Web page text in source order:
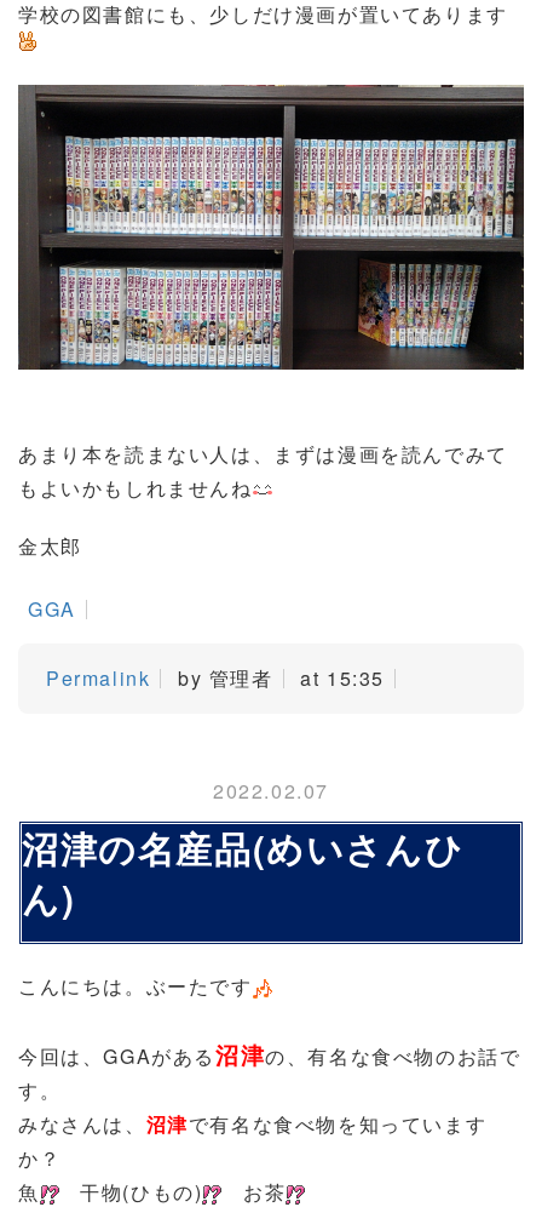
学校の図書館にも、少しだけ漫画が置いてあります
あまり本を読まない人は、まずは漫画を読んでみて
もよいかもしれませんね
金太郎
GGA
Permalink by 管理者 at 15:35
2022.02.07
沼津の名産品(めいさんひ
ん)
こんにちは。ぶーたです
今回は、GGAがある沼津の、有名な食べ物のお話で
す。
みなさんは、 沼津で有名な食べ物を知っています
か？
魚
干物(ひもの) お茶